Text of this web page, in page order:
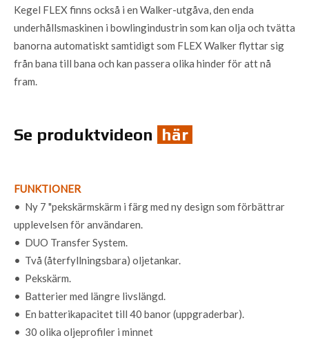
Kegel FLEX finns också i en Walker-utgåva, den enda
underhållsmaskinen i bowlingindustrin som kan olja och tvätta
banorna automatiskt samtidigt som FLEX Walker flyttar sig
från bana till bana och kan passera olika hinder för att nå
fram.
Se produktvideon här
FUNKTIONER
• Ny 7 "pekskärmskärm i färg med ny design som förbättrar
upplevelsen för användaren.
• DUO Transfer System.
• Två (återfyllningsbara) oljetankar.
• Pekskärm.
• Batterier med längre livslängd.
• En batterikapacitet till 40 banor (uppgraderbar).
• 30 olika oljeprofiler i minnet